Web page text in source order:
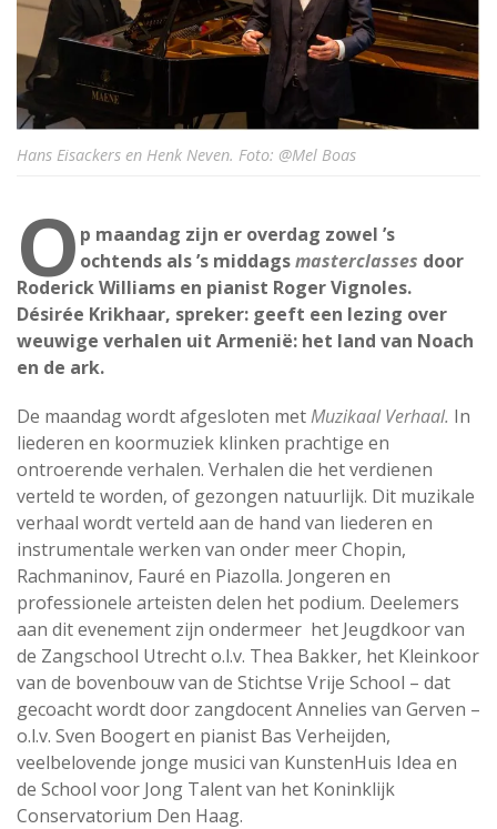
Hans Eisackers en Henk Neven. Foto: @Mel Boas
O p maandag zijn er overdag zowel ’s
ochtends als ’s middagsmasterclasses door
Roderick Williams en pianist Roger Vignoles.
Désirée Krikhaar, spreker: geeft een lezing over
weuwige verhalen uit Armenië: het land van Noach
en de ark.
De maandag wordt afgesloten metMuzikaal Verhaal. In
liederen en koormuziek klinken prachtige en
ontroerende verhalen. Verhalen die het verdienen
verteld te worden, of gezongen natuurlijk. Dit muzikale
verhaal wordt verteld aan de hand van liederen en
instrumentale werken van onder meer Chopin,
Rachmaninov, Fauré en Piazolla. Jongeren en
professionele arteisten delen het podium. Deelemers
aan dit evenement zijn ondermeer het Jeugdkoor van
de Zangschool Utrecht o.l.v. Thea Bakker, het Kleinkoor
van de bovenbouw van de Stichtse Vrije School – dat
gecoacht wordt door zangdocent Annelies van Gerven –
o.l.v. Sven Boogert en pianist Bas Verheijden,
veelbelovende jonge musici van KunstenHuis Idea en
de School voor Jong Talent van het Koninklijk
Conservatorium Den Haag.